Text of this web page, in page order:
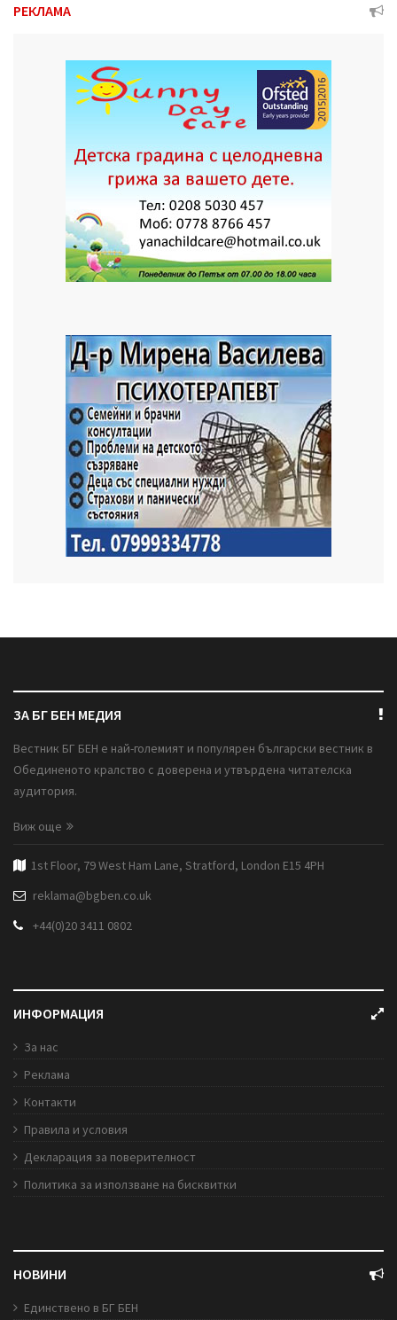
РЕКЛАМА
ЗА БГ БЕН МЕДИЯ
Вестник БГ БЕН е най-големият и популярен български вестник в
Обединеното кралство с доверена и утвърдена читателска
аудитория.
Виж още
1st Floor, 79 West Ham Lane, Stratford, London E15 4PH
reklama@bgben.co.uk
+44(0)20 3411 0802
ИНФОРМАЦИЯ
За нас
Реклама
Контакти
Правила и условия
Декларация за поверителност
Политика за използване на бисквитки
НОВИНИ
Единствено в БГ БЕН